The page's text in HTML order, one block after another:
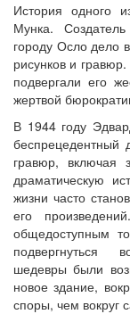
История одного
Мунка.
городу Осло дело
рисунков и
подвергали его
жертвой
В 1944 году
беспрецедентный
гравюр, включая
драматическую
жизни часто
его
общедоступным
подвергнуться
шедевры были
новое здание,
споры, чем вокруг